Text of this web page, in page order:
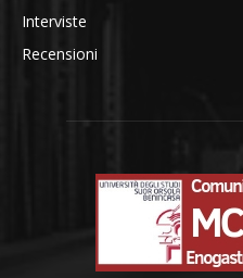
Interviste
Recensioni